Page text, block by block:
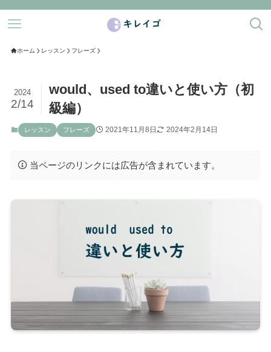
ホーム レッスン フレーズ
would、used to違いと使い方（初
級編）
2024
2/14
レッスン フレーズ 2021年11月8日 2024年2月14日
当ページのリンクには広告が含まれています。